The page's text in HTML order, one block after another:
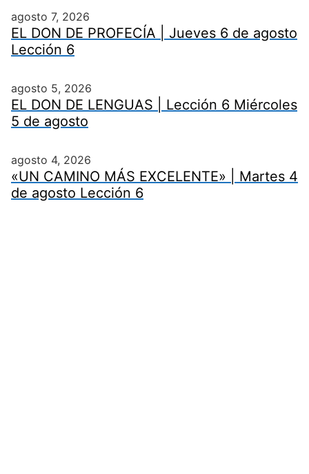
agosto 7, 2026
EL DON DE PROFECÍA | Jueves 6 de agosto
Lección 6
agosto 5, 2026
EL DON DE LENGUAS | Lección 6 Miércoles
5 de agosto
agosto 4, 2026
«UN CAMINO MÁS EXCELENTE» | Martes 4
de agosto Lección 6